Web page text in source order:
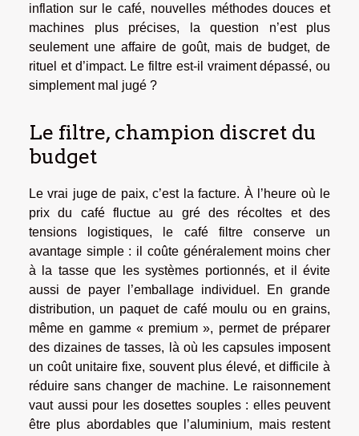
inflation sur le café, nouvelles méthodes douces et
machines plus précises, la question n’est plus
seulement une affaire de goût, mais de budget, de
rituel et d’impact. Le filtre est-il vraiment dépassé, ou
simplement mal jugé ?
Le filtre, champion discret du
budget
Le vrai juge de paix, c’est la facture. À l’heure où le
prix du café fluctue au gré des récoltes et des
tensions logistiques, le café filtre conserve un
avantage simple : il coûte généralement moins cher
à la tasse que les systèmes portionnés, et il évite
aussi de payer l’emballage individuel. En grande
distribution, un paquet de café moulu ou en grains,
même en gamme « premium », permet de préparer
des dizaines de tasses, là où les capsules imposent
un coût unitaire fixe, souvent plus élevé, et difficile à
réduire sans changer de machine. Le raisonnement
vaut aussi pour les dosettes souples : elles peuvent
être plus abordables que l’aluminium, mais restent